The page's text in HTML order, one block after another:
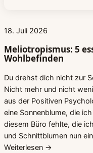
18. Juli 2026
Meliotropismus: 5
Wohlbefinden
Du drehst dich nicht zur
Nicht mehr und nicht
aus der Positiven
eine Sonnenblume, die
diesem Büro fehlte, die
und Schnittblumen nun
Weiterlesen →